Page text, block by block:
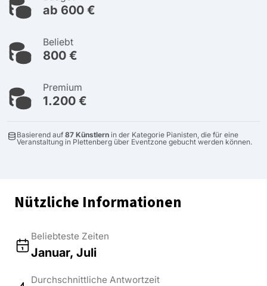
ab 600 €
Beliebt
800 €
Premium
1.200 €
Basierend auf 87 Künstlern in der Kategorie Pianisten, die für eine
Veranstaltung in Plettenberg über Eventzone gebucht werden können.
Nützliche Informationen
Beliebteste Zeiten
Januar, Juli
Durchschnittliche Antwortzeit